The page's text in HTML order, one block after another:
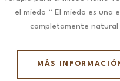
el miedo “ El miedo es una
completamente
MÁS